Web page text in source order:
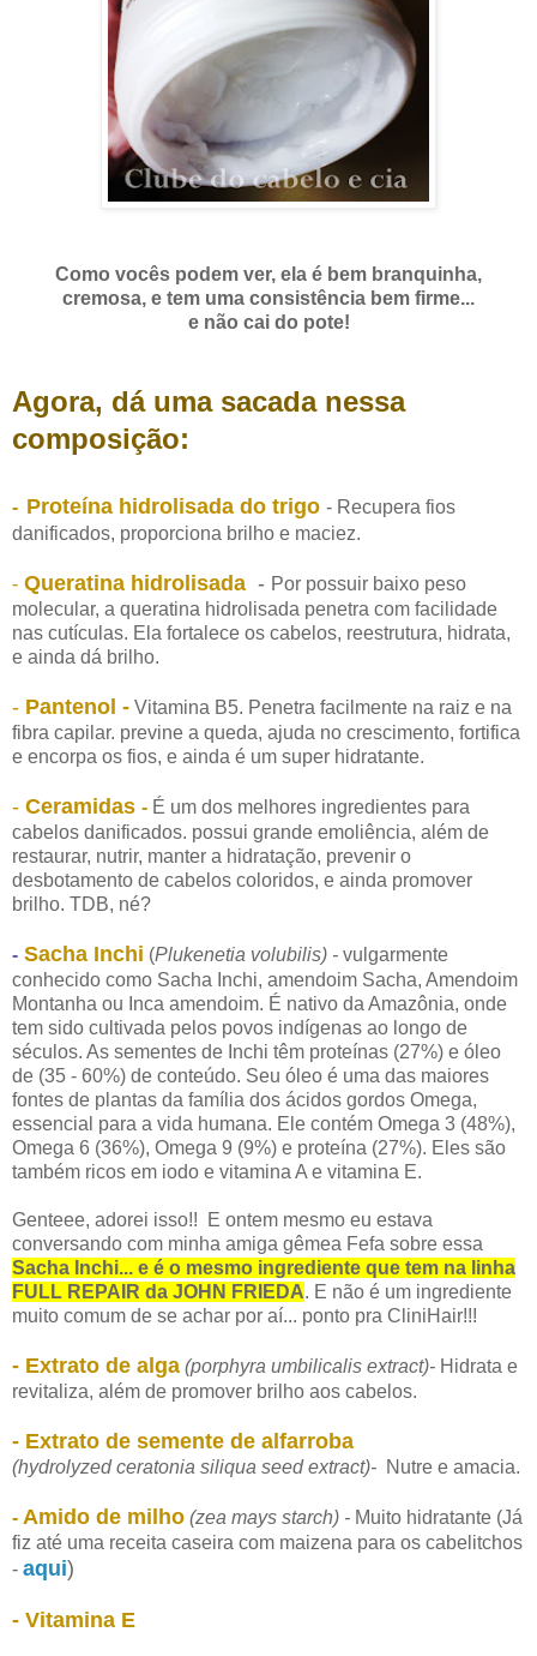
Como vocês podem ver, ela é bem branquinha,
cremosa, e tem uma consistência bem firme...
e não cai do pote!
Agora, dá uma sacada nessa
composição:
- Proteína hidrolisada do trigo - Recupera fios
danificados, proporciona brilho e maciez.
- Queratina hidrolisada - Por possuir baixo peso
molecular, a queratina hidrolisada penetra com facilidade
nas cutículas. Ela fortalece os cabelos, reestrutura, hidrata,
e ainda dá brilho.
- Pantenol - Vitamina B5. Penetra facilmente na raiz e na
fibra capilar. previne a queda, ajuda no crescimento, fortifica
e encorpa os fios, e ainda é um super hidratante.
- Ceramidas - É um dos melhores ingredientes para
cabelos danificados. possui grande emoliência, além de
restaurar, nutrir, manter a hidratação, prevenir o
desbotamento de cabelos coloridos, e ainda promover
brilho. TDB, né?
- Sacha Inchi (Plukenetia volubilis) - vulgarmente
conhecido como Sacha Inchi, amendoim Sacha, Amendoim
Montanha ou Inca amendoim. É nativo da Amazônia, onde
tem sido cultivada pelos povos indígenas ao longo de
séculos. As sementes de Inchi têm proteínas (27%) e óleo
de (35 - 60%) de conteúdo. Seu óleo é uma das maiores
fontes de plantas da família dos ácidos gordos Omega,
essencial para a vida humana. Ele contém Omega 3 (48%),
Omega 6 (36%), Omega 9 (9%) e proteína (27%). Eles são
também ricos em iodo e vitamina A e vitamina E.
Genteee, adorei isso!! E ontem mesmo eu estava
conversando com minha amiga gêmea Fefa sobre essa
Sacha Inchi... e é o mesmo ingrediente que tem na linha
FULL REPAIR da JOHN FRIEDA. E não é um ingrediente
muito comum de se achar por aí... ponto pra CliniHair!!!
- Extrato de alga (porphyra umbilicalis extract)- Hidrata e
revitaliza, além de promover brilho aos cabelos.
- Extrato de semente de alfarroba
(hydrolyzed ceratonia siliqua seed extract)- Nutre e amacia.
- Amido de milho (zea mays starch) - Muito hidratante (Já
fiz até uma receita caseira com maizena para os cabelitchos
- aqui)
- Vitamina E